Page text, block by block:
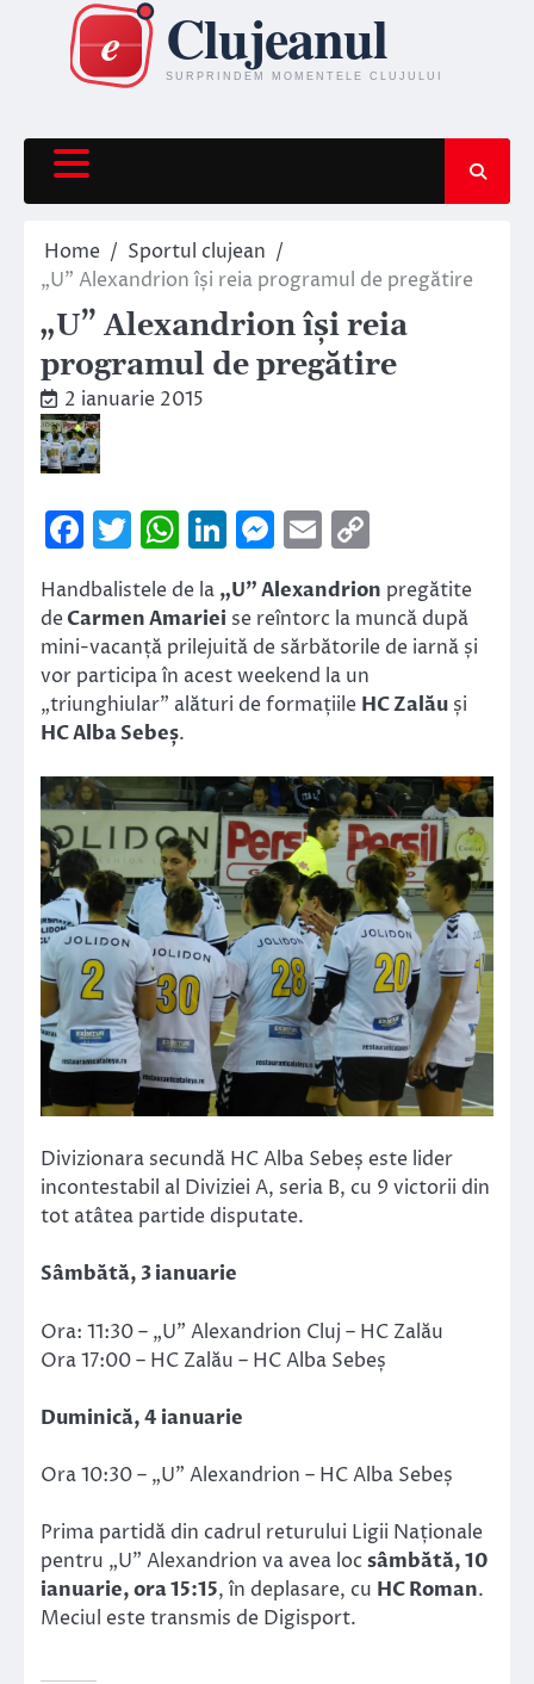
content
Home
Sportul clujean
„U” Alexandrion își reia programul de pregătire
„U” Alexandrion își reia
programul de pregătire
2 ianuarie 2015
Facebook
Twitter
WhatsApp
LinkedIn
Messenger
Email
Link
Handbalistele de la „U” Alexandrion pregătite
deCarmen Amariei se reîntorc la muncă după
mini-vacanță prilejuită de sărbătorile de iarnă și
vor participa în acest weekend la un
„triunghiular” alături de formațiile HC Zalău și
HC Alba Sebeș.
Divizionara secundă HC Alba Sebeș este lider
incontestabil al Diviziei A, seria B, cu 9 victorii din
tot atâtea partide disputate.
Sâmbătă, 3 ianuarie
Ora: 11:30 – „U” Alexandrion Cluj – HC Zalău
Ora 17:00 – HC Zalău – HC Alba Sebeș
Duminică, 4 ianuarie
Ora 10:30 – „U” Alexandrion – HC Alba Sebeș
Prima partidă din cadrul returului Ligii Naționale
pentru „U” Alexandrion va avea locsâmbătă, 10
ianuarie, ora 15:15, în deplasare, cu HC Roman.
Meciul este transmis de Digisport.